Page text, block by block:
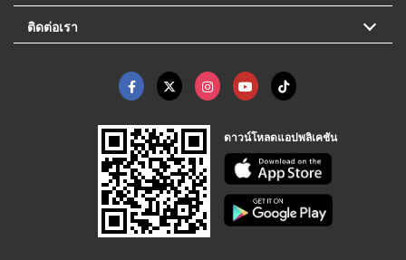
ติดต่อเรา
ดาวน์โหลดแอปพลิเคชัน